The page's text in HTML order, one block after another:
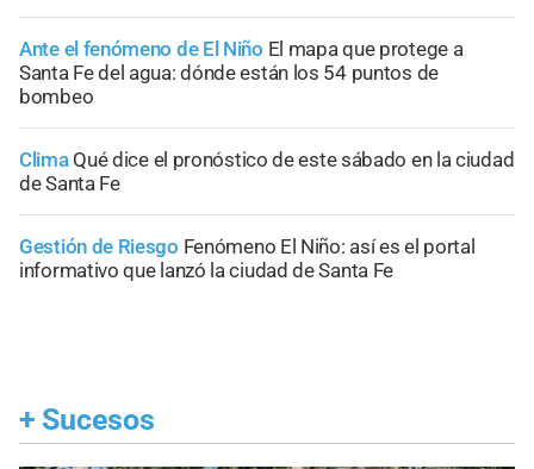
Ante el fenómeno de El Niño El mapa que protege a
Santa Fe del agua: dónde están los 54 puntos de
bombeo
Clima Qué dice el pronóstico de este sábado en la ciudad
de Santa Fe
Gestión de Riesgo Fenómeno El Niño: así es el portal
informativo que lanzó la ciudad de Santa Fe
+ Sucesos